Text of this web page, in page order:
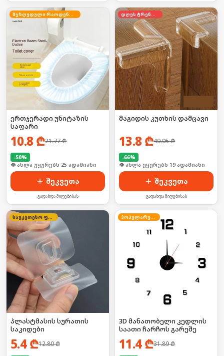
შეზღუდული რაოდენობა
ერთჯერადი უნიტაზის
საფარი
10.8 ₾21.77₾
-50%
🛒 ბოლო 24სთ-ში იყიდა 33-მა
შეკვეთა
გადახდა მიღებისას
დღეს ტრენდში
მაგიდის კუთხის დამცავი
13.8 ₾40.05₾
-66%
🛒 ბოლო 24სთ-ში იყიდა 30-მა
შეკვეთა
გადახდა მიღებისას
საუკეთესო ფასი
პლასტმასის სურათის
საკიდები
5.4₾12.80₾
პოპულარული
3D მანათობელი კედლის
საათი ჩარჩოს გარეშე
11.4₾31.89₾